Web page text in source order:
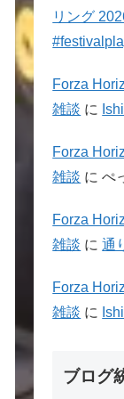
リング
Forza
雑談 に
Forza
雑談 にぺ
Forza
雑談 に通
Forza
雑談 に
ブログ